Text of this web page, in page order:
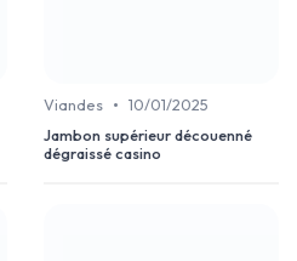
Viandes • 10/01/2025
Jambon supérieur découenné
dégraissé casino